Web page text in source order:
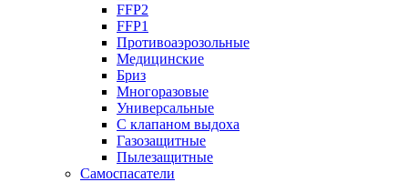
FFP2
FFP1
Противоаэрозольные
Медицинские
Бриз
Многоразовые
Универсальные
С клапаном выдоха
Газозащитные
Пылезащитные
Самоспасатели